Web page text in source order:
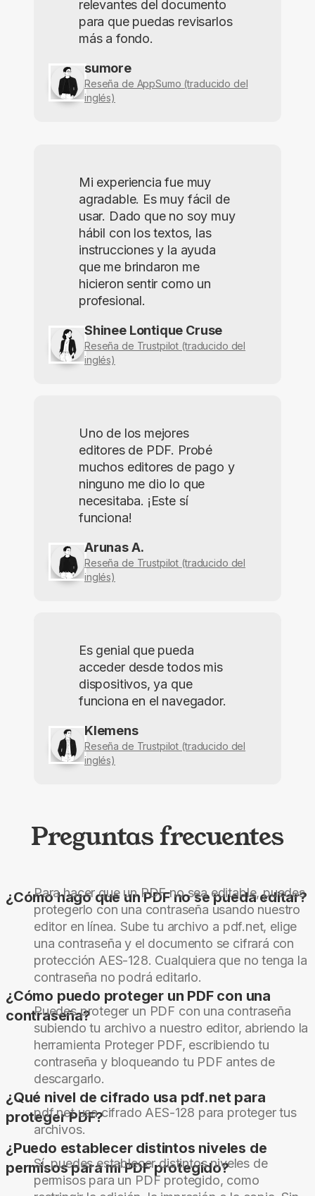
relevantes del documento
para que puedas revisarlos
más a fondo.
sumore
Reseña de AppSumo (traducido del
inglés)
Mi experiencia fue muy
agradable. Es muy fácil de
usar. Dado que no soy muy
hábil con los textos, las
instrucciones y la ayuda
que me brindaron me
hicieron sentir como un
profesional.
Shinee Lontique Cruse
Reseña de Trustpilot (traducido del
inglés)
Uno de los mejores
editores de PDF. Probé
muchos editores de pago y
ninguno me dio lo que
necesitaba. ¡Este sí
funciona!
Arunas A.
Reseña de Trustpilot (traducido del
inglés)
Es genial que pueda
acceder desde todos mis
dispositivos, ya que
funciona en el navegador.
Klemens
Reseña de Trustpilot (traducido del
inglés)
Preguntas frecuentes
¿Cómo hago que un PDF no se pueda editar?
Para hacer que un PDF no sea editable, puedes
protegerlo con una contraseña usando nuestro
editor en línea. Sube tu archivo a pdf.net, elige
una contraseña y el documento se cifrará con
protección AES-128. Cualquiera que no tenga la
contraseña no podrá editarlo.
¿Cómo puedo proteger un PDF con una
contraseña?
Puedes proteger un PDF con una contraseña
subiendo tu archivo a nuestro editor, abriendo la
herramienta Proteger PDF, escribiendo tu
contraseña y bloqueando tu PDF antes de
descargarlo.
¿Qué nivel de cifrado usa pdf.net para
proteger PDF?
pdf.net usa cifrado AES-128 para proteger tus
archivos.
¿Puedo establecer distintos niveles de
permisos para mi PDF protegido?
Sí, puedes establecer distintos niveles de
permisos para un PDF protegido, como